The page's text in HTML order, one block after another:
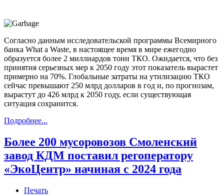
Согласно данным исследовательской программы Всемирного
банка What a Waste, в настоящее время в мире ежегодно
образуется более 2 миллиардов тонн ТКО. Ожидается, что без
принятия серьезных мер к 2050 году этот показатель вырастет
примерно на 70%. Глобальные затраты на утилизацию ТКО
сейчас превышают 250 млрд долларов в год и, по прогнозам,
вырастут до 426 млрд к 2050 году, если существующая
ситуация сохранится.
Подробнее...
Более 200 мусоровозов Смоленский
завод КДМ поставил регоператору
«ЭкоЦентр» начиная с 2024 года
Печать